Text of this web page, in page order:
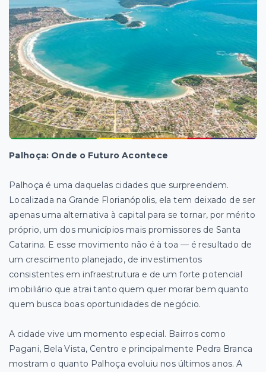
Palhoça: Onde o Futuro Acontece
Palhoça é uma daquelas cidades que surpreendem.
Localizada na Grande Florianópolis, ela tem deixado de ser
apenas uma alternativa à capital para se tornar, por mérito
próprio, um dos municípios mais promissores de Santa
Catarina. E esse movimento não é à toa — é resultado de
um crescimento planejado, de investimentos
consistentes em infraestrutura e de um forte potencial
imobiliário que atrai tanto quem quer morar bem quanto
quem busca boas oportunidades de negócio.
A cidade vive um momento especial. Bairros como
Pagani, Bela Vista, Centro e principalmente Pedra Branca
mostram o quanto Palhoça evoluiu nos últimos anos. A